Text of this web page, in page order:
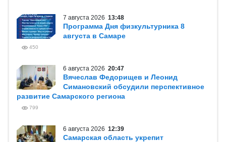
7 августа 2026 13:48
Программа Дня физкультурника 8
августа в Самаре
450
6 августа 2026 20:47
Вячеслав Федорищев и Леонид
Симановский обсудили перспективное
развитие Самарского региона
799
6 августа 2026 12:39
Самарская область укрепит